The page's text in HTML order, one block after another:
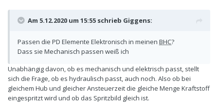
Am 5.12.2020 um 15:55 schrieb Giggens:
Passen die PD Elemente Elektronisch in meinen BHC?
Dass sie Mechanisch passen weiß ich
Unabhängig davon, ob es mechanisch und elektrisch passt, stellt
sich die Frage, ob es hydraulisch passt, auch noch. Also ob bei
gleichem Hub und gleicher Ansteuerzeit die gleiche Menge Kraftstoff
eingespritzt wird und ob das Spritzbild gleich ist.